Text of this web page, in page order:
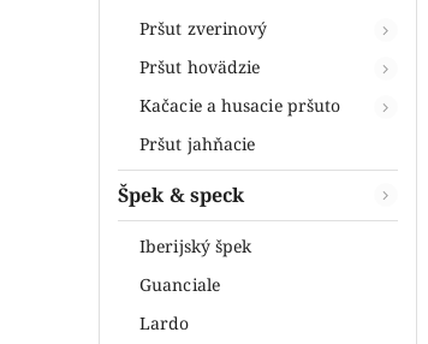
Pršut zverinový
Pršut hovädzie
Kačacie a husacie pršuto
Pršut jahňacie
Špek & speck
Iberijský špek
Guanciale
Lardo